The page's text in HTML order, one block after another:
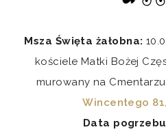
Msza Święta żałobna:
kościele Matki Bożej
murowany na
Wincentego
Data